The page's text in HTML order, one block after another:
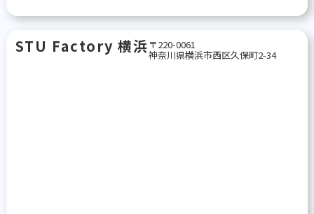
STU Factory 横浜 〒220-0061
神奈川県横浜市西区久保町2-34